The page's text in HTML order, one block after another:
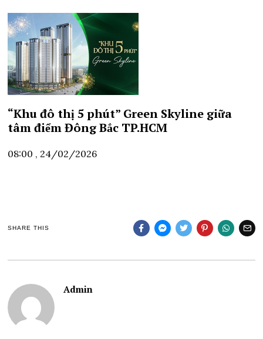
“Khu đô thị 5 phút” Green Skyline giữa
tâm điểm Đông Bắc TP.HCM
08:00 , 24/02/2026
SHARE THIS
Admin